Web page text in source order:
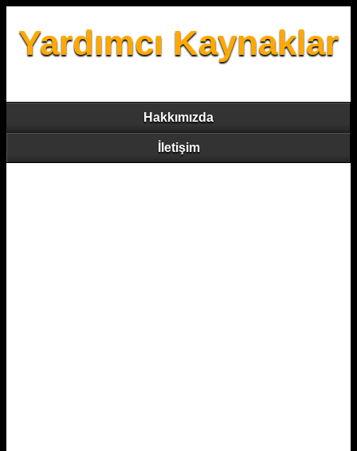
Yardımcı Kaynaklar
Hakkımızda
İletişim